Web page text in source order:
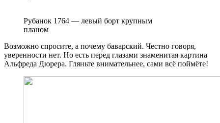
Рубанок 1764 — левый борт крупным
планом
Возможно спросите, а почему баварский. Честно говоря,
уверенности нет. Но есть перед глазами знаменитая картина
Альфреда Дюрера. Гляньте внимательнее, сами всё поймёте!